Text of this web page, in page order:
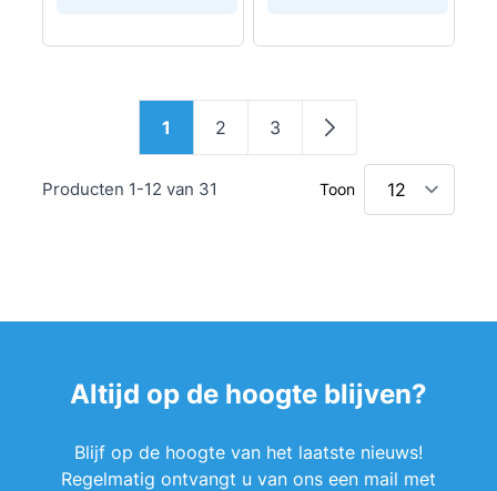
Producten 1-12 van 31
U lees momenteel pagina
1 Pagina
2 Pagina
3 Pagina
Toon
Altijd op de hoogte blijven?
Blijf op de hoogte van het laatste nieuws!
Regelmatig ontvangt u van ons een mail met